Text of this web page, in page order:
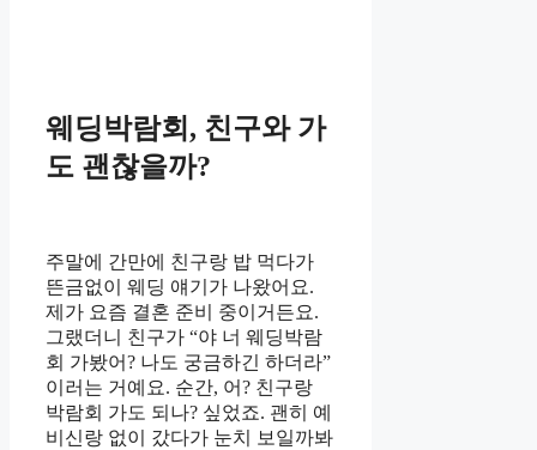
웨딩박람회, 친구와 가
도 괜찮을까?
주말에 간만에 친구랑 밥 먹다가
뜬금없이 웨딩 얘기가 나왔어요.
제가 요즘 결혼 준비 중이거든요.
그랬더니 친구가 “야 너 웨딩박람
회 가봤어? 나도 궁금하긴 하더라”
이러는 거예요. 순간, 어? 친구랑
박람회 가도 되나? 싶었죠. 괜히 예
비신랑 없이 갔다가 눈치 보일까봐